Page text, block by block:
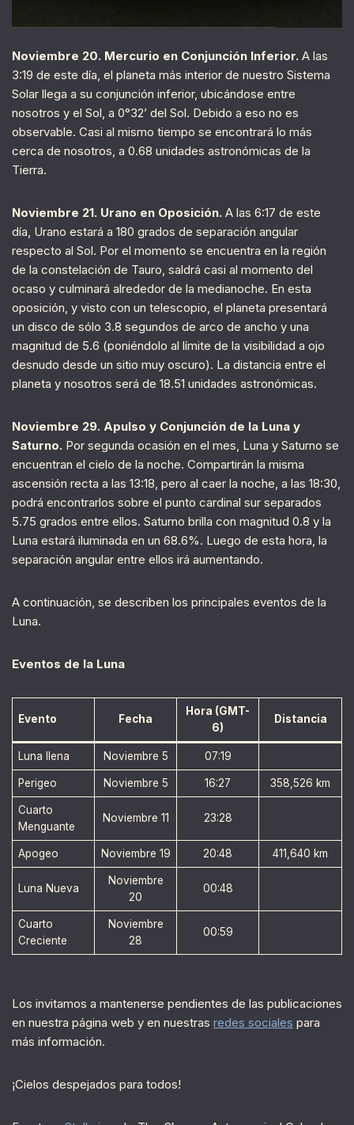
Noviembre 20. Mercurio en Conjunción Inferior. A las
3:19 de este día, el planeta más interior de nuestro Sistema
Solar llega a su conjunción inferior, ubicándose entre
nosotros y el Sol, a 0°32’ del Sol. Debido a eso no es
observable. Casi al mismo tiempo se encontrará lo más
cerca de nosotros, a 0.68 unidades astronómicas de la
Tierra.
Noviembre 21. Urano en Oposición. A las 6:17 de este
día, Urano estará a 180 grados de separación angular
respecto al Sol. Por el momento se encuentra en la región
de la constelación de Tauro, saldrá casi al momento del
ocaso y culminará alrededor de la medianoche. En esta
oposición, y visto con un telescopio, el planeta presentará
un disco de sólo 3.8 segundos de arco de ancho y una
magnitud de 5.6 (poniéndolo al límite de la visibilidad a ojo
desnudo desde un sitio muy oscuro). La distancia entre el
planeta y nosotros será de 18.51 unidades astronómicas.
Noviembre 29. Apulso y Conjunción de la Luna y
Saturno. Por segunda ocasión en el mes, Luna y Saturno se
encuentran el cielo de la noche. Compartirán la misma
ascensión recta a las 13:18, pero al caer la noche, a las 18:30,
podrá encontrarlos sobre el punto cardinal sur separados
5.75 grados entre ellos. Saturno brilla con magnitud 0.8 y la
Luna estará iluminada en un 68.6%. Luego de esta hora, la
separación angular entre ellos irá aumentando.
A continuación, se describen los principales eventos de la
Luna.
Eventos de la Luna
Evento Fecha
Hora (GMT-
6)
Distancia
Luna llena Noviembre 5 07:19
Perigeo Noviembre 5 16:27 358,526 km
Cuarto
Menguante
Noviembre 11 23:28
Apogeo Noviembre 19 20:48 411,640 km
Luna Nueva
Noviembre
20
00:48
Cuarto
Creciente
Noviembre
28
00:59
Los invitamos a mantenerse pendientes de las publicaciones
en nuestra página web y en nuestras redes sociales para
más información.
¡Cielos despejados para todos!